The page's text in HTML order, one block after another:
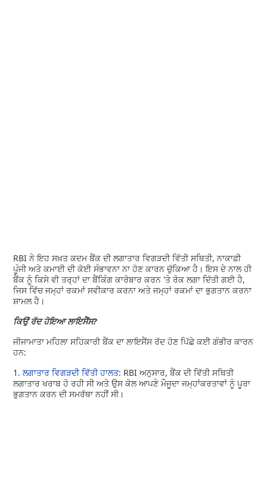
RBI ਨੇ ਇਹ ਸਖ਼ਤ ਕਦਮ ਬੈਂਕ ਦੀ ਲਗਾਤਾਰ ਵਿਗੜਦੀ ਵਿੱਤੀ ਸਥਿਤੀ, ਨਾਕਾਫ਼ੀ
ਪੂੰਜੀ ਅਤੇ ਕਮਾਈ ਦੀ ਕੋਈ ਸੰਭਾਵਨਾ ਨਾ ਹੋਣ ਕਾਰਨ ਚੁੱਕਿਆ ਹੈ। ਇਸ ਦੇ ਨਾਲ ਹੀ
ਬੈਂਕ ਨੂੰ ਕਿਸੇ ਵੀ ਤਰ੍ਹਾਂ ਦਾ ਬੈਂਕਿੰਗ ਕਾਰੋਬਾਰ ਕਰਨ 'ਤੇ ਰੋਕ ਲਗਾ ਦਿੱਤੀ ਗਈ ਹੈ,
ਜਿਸ ਵਿੱਚ ਜਮ੍ਹਾਂ ਰਕਮਾਂ ਸਵੀਕਾਰ ਕਰਨਾ ਅਤੇ ਜਮ੍ਹਾਂ ਰਕਮਾਂ ਦਾ ਭੁਗਤਾਨ ਕਰਨਾ
ਸ਼ਾਮਲ ਹੈ।
ਕਿਉਂ ਰੱਦ ਹੋਇਆ ਲਾਇਸੈਂਸ?
ਜੀਜਾਮਾਤਾ ਮਹਿਲਾ ਸਹਿਕਾਰੀ ਬੈਂਕ ਦਾ ਲਾਇਸੈਂਸ ਰੱਦ ਹੋਣ ਪਿੱਛੇ ਕਈ ਗੰਭੀਰ ਕਾਰਨ
ਹਨ:
1. ਲਗਾਤਾਰ ਵਿਗੜਦੀ ਵਿੱਤੀ ਹਾਲਤ: RBI ਅਨੁਸਾਰ, ਬੈਂਕ ਦੀ ਵਿੱਤੀ ਸਥਿਤੀ
ਲਗਾਤਾਰ ਖਰਾਬ ਹੋ ਰਹੀ ਸੀ ਅਤੇ ਉਸ ਕੋਲ ਆਪਣੇ ਮੌਜੂਦਾ ਜਮ੍ਹਾਂਕਰਤਾਵਾਂ ਨੂੰ ਪੂਰਾ
ਭੁਗਤਾਨ ਕਰਨ ਦੀ ਸਮਰੱਥਾ ਨਹੀਂ ਸੀ।